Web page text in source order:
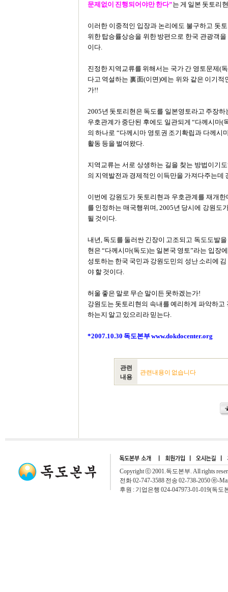
문제없이 진행되어야만 한다”는 게 일본 돗토리
이러한 이중적인 입장과 논리에도 불구하고 돗
위한 탑승률상승을 위한 방편으로 한국 관광객
이다.
진정한 지역교류를 위해서는 국가 간 영토문제(
다고 역설하는 裏面(이면)에는 위와 같은 이기
가!!
2005년 돗토리현은 독도를 일본영토라고 주장
우호관계가 중단된 후에도 일관되게 “다께시마
의 하나로 “다께시마 영토권 조기확립과 다께시
활동 등을 벌여왔다.
지역교류는 서로 상생하는 길을 찾는 방법이기
의 지역발전과 경제적인 이득만을 가져다주는데
이번에 강원도가 돗토리현과 우호관계를 재개
를 인정하는 매국행위며, 2005년 당시에 강원도
될 것이다.
내년, 독도를 둘러싼 긴장이 고조되고 독도도발
현은 “다께시마(독도)는 일본국 영토”라는 입장
성토하는 한국 국민과 강원도민의 성난 소리에
야 할 것이다.
허울 좋은 말로 무슨 말이든 못하겠는가!
강원도는 돗토리현의 속내를 예리하게 파악하
하는지 알고 있으리라 믿는다.
*2007.10.30 독도본부www.dokdocenter.org
관련
내용
관련내용이 없습니다
Copyright ⓒ 2001.독도본부. All rights
전화 02-747-3588 전송 02-738-2050 ⓔ-
후원 : 기업은행 024-047973-01-019(독도